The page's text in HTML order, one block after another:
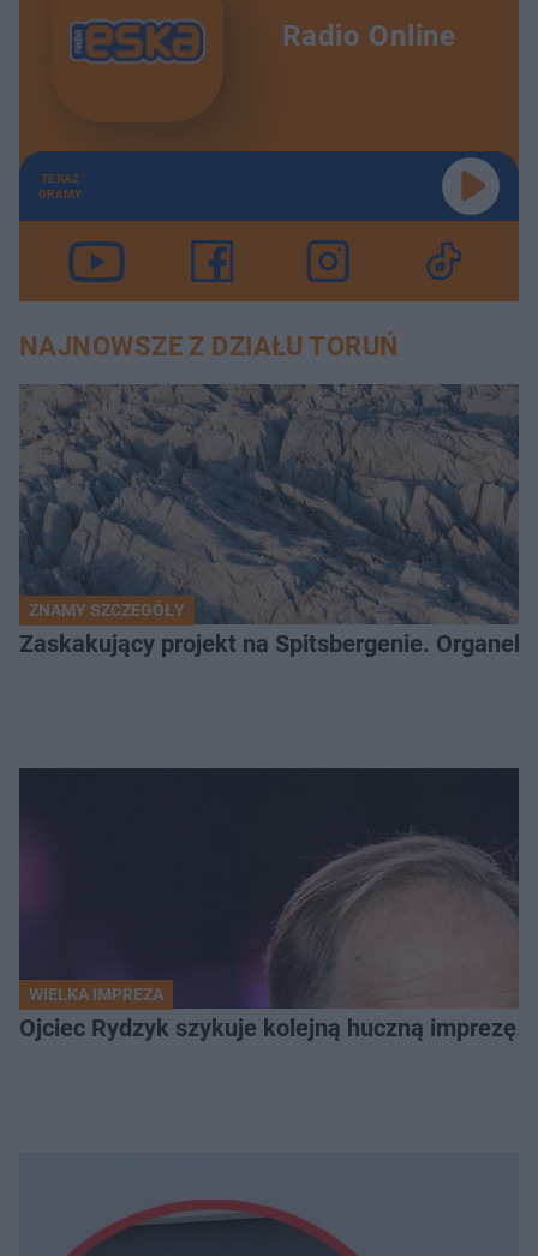
Radio Online
TERAZ
GRAMY
NAJNOWSZE Z DZIAŁU TORUŃ
ZNAMY SZCZEGÓŁY
Zaskakujący projekt na Spitsbergenie.
WIELKA IMPREZA
Ojciec Rydzyk szykuje kolejną huczną imprezę.